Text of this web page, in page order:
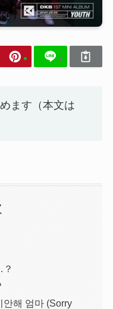
ます（本文は
해 엄마 (Sorry